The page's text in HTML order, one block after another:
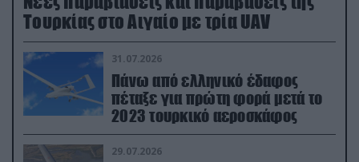
Τουρκίας στο Αιγαίο με τρία UAV
31.07.2026
Πάνω από ελληνικό έδαφος
πέταξε για πρώτη φορά μετά το
2023 τουρκικό αεροσκάφος
29.07.2026